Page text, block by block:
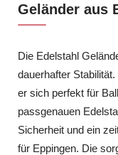
Geländer aus
Die Edelstahl
dauerhafter
er sich perfekt für
passgenauen
Sicherheit und ein
für Eppingen. Die